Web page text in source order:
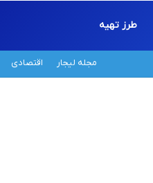
طرز تهیه
مجله لیجار اقتصادی